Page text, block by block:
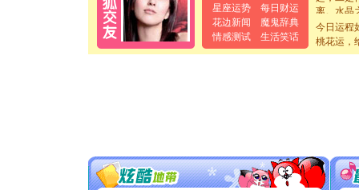
星座运势
每日财运
花边新闻
魔鬼辞典
情感测试
生活笑话
离。水晶
[元旦]
当
泣，这
卖了。水
你太多，
要平安！
[圣诞节]
今日运程
桃花运，